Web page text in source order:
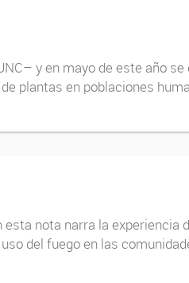
y en mayo de este año
plantas en poblaciones
nota narra la experiencia
del fuego en las